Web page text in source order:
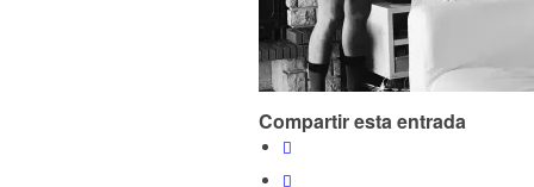
Compartir esta entrada